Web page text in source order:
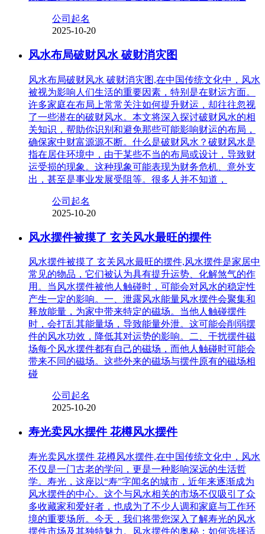
公司起名
2025-10-20
风水布局破财风水 破财消灾图
风水布局破财风水 破财消灾图,在中国传统文化中，风水
被视为影响人们生活的重要因素，特别是在财运方面。
许多家庭在布局上常常关注如何提升财运，却往往忽视
了一些潜在的破财风水。本文将深入探讨破财风水的相
关知识，帮助你识别和避免那些可能影响财运的布局，
确保家中财富源源不断。什么是破财风水？破财风水是
指在居住环境中，由于某些不当的布局或设计，导致财
运受损的现象。这种现象可能表现为财务危机、意外支
出，甚至是事业发展受阻等。很多人并不知道，
公司起名
2025-10-20
风水摆件被摸了 玄关风水最旺的摆件
风水摆件被摸了 玄关风水最旺的摆件,风水摆件是家居中
常见的物品，它们被认为具有提升运势、化解煞气的作
用。当风水摆件被他人触碰时，可能会对风水的稳定性
产生一定的影响。一、泄露风水能量风水摆件会聚集和
释放能量，为家中带来特定的磁场。当他人触碰摆件
时，会打乱其能量场，导致能量外泄。这可能会削弱摆
件的风水功效，降低其对运势的影响。二、干扰摆件磁
场每个风水摆件都有自己的磁场，而他人触碰时可能会
带来不同的磁场。这些外来的磁场与摆件原有的磁场相
碰
公司起名
2025-10-20
寿光卖风水摆件 花樽风水摆件
寿光卖风水摆件 花樽风水摆件,在中国传统文化中，风水
不仅是一门古老的学问，更是一种影响深远的生活哲
学。寿光，这座以“寿”字闻名的城市，近年来逐渐成为
风水摆件的中心。这个与风水相关的市场不仅吸引了众
多收藏家和爱好者，也成为了不少人调和家庭与工作环
境的重要场所。今天，我们将带您深入了解寿光的风水
摆件市场及其独特魅力。风水摆件的奥秘：如何选择适